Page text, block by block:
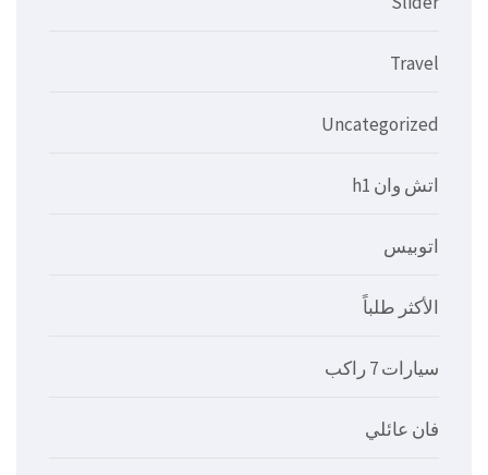
Travel
Uncategorized
اتش وان h1
اتوبيس
الأكثر طلباً
سيارات 7 راكب
فان عائلي